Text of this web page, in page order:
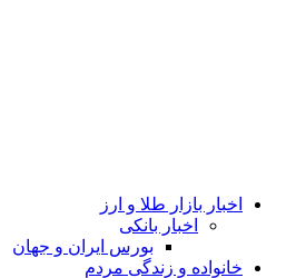
اخبار بازار طلا و ارز
اخبار بانکی
بورس ایران و جهان
خانواده و زندگی مردم